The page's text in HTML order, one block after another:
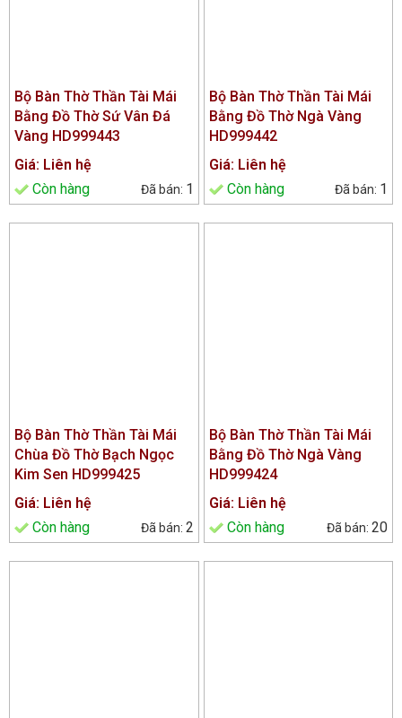
Bộ Bàn Thờ Thần Tài Mái
Bằng Đồ Thờ Sứ Vân Đá
Vàng HD999443
Giá: Liên hệ
Còn hàng
1
Bộ Bàn Thờ Thần Tài Mái
Bằng Đồ Thờ Ngà Vàng
HD999442
Giá: Liên hệ
Còn hàng
1
Bộ Bàn Thờ Thần Tài Mái
Chùa Đồ Thờ Bạch Ngọc
Kim Sen HD999425
Giá: Liên hệ
Còn hàng
2
Bộ Bàn Thờ Thần Tài Mái
Bằng Đồ Thờ Ngà Vàng
HD999424
Giá: Liên hệ
Còn hàng
20